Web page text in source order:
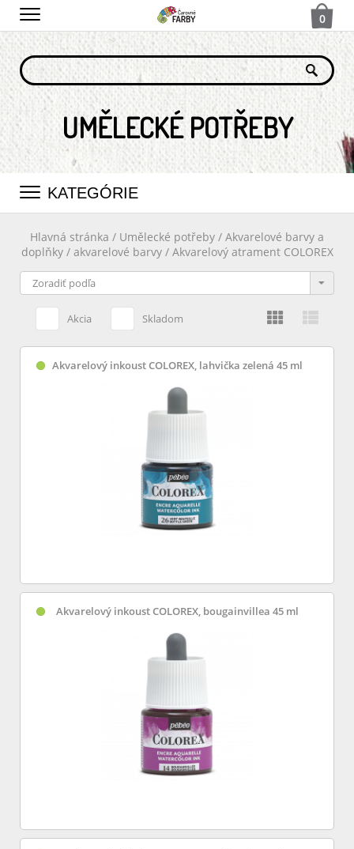
0
UMĚLECKÉ POTŘEBY
KATEGÓRIE
Hlavná stránka / Umělecké potřeby / Akvarelové barvy a
doplňky/ akvarelové barvy/ Akvarelový atrament COLOREX
Akcia Skladom
Akvarelový inkoust COLOREX, lahvička zelená 45 ml
Akvarelový inkoust COLOREX, bougainvillea 45 ml